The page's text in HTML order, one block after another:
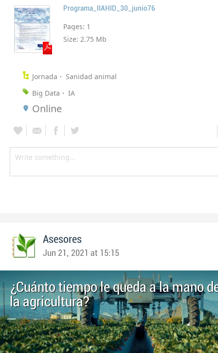
Programa_IIAHID_30_junio76
Pages: 1
Size: 2.75 Mb
Jornada
Sanidad animal
Big Data
IA
Online
Asesores
Jun 21, 2021 at 15:15
¿Cuánto tiempo le queda a la mano
la agricultura?